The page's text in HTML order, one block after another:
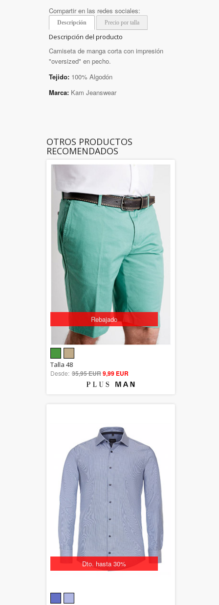
Compartir en las redes sociales:
Descripción Precio por talla
Descripción del producto
Camiseta de manga corta con impresión
"oversized" en pecho.
Tejido: 100% Algodón
Marca: Kam Jeanswear
OTROS PRODUCTOS
RECOMENDADOS
Rebajado
out of 5
Talla 48
Desde: 35,95 EUR9,99 EUR
Dto. hasta 30%